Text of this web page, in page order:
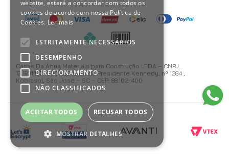
Casas Da Água Materiais para Construção LTDA – CNPJ
13.501.187/0001-59 Avenida Presidente Kennedy, nº 1284 ,
Kobrasol, São José – SC – CEP: 88.102-400
website, estará a concordar com todos os
cookies de acordo com nossa Política de
Cookies. Ler mais
ESTRITAMENTE NECESSÁRIOS
DESEMPENHO
DIRECIONAMENTO
NÃO CLASSIFICADOS
ACEITAR TODOS RECUSAR TODOS
MOSTRAR DETALHES